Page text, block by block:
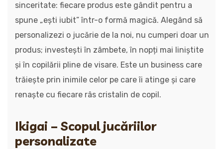
sinceritate: fiecare produs este gândit pentru a
spune „ești iubit” într-o formă magică. Alegând să
personalizezi o jucărie de la noi, nu cumperi doar un
produs; investești în zâmbete, în nopți mai liniștite
și în copilării pline de visare. Este un business care
trăiește prin inimile celor pe care îi atinge și care
renaște cu fiecare râs cristalin de copil.
Ikigai – Scopul jucăriilor
personalizate